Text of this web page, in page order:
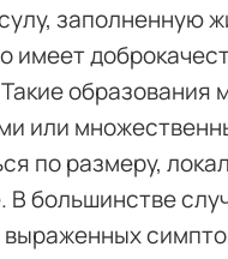
заполненную
имеет
образования
или
по размеру,
В большинстве